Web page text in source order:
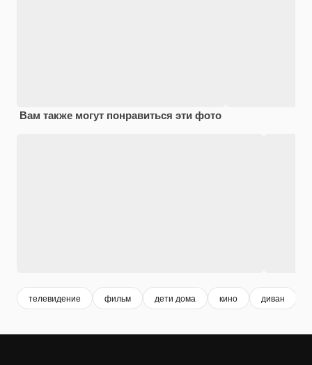
Вам также могут понравиться эти фото
телевидение фильм дети дома кино диван